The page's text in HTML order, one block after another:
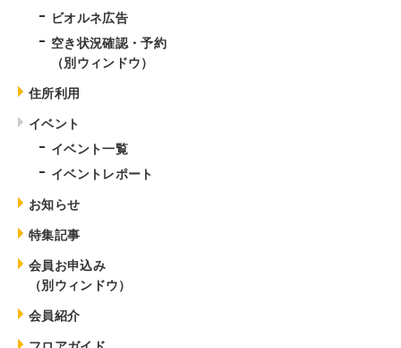
ビオルネ広告
空き状況確認・予約
（別ウィンドウ）
住所利用
イベント
イベント一覧
イベントレポート
お知らせ
特集記事
会員お申込み
（別ウィンドウ）
会員紹介